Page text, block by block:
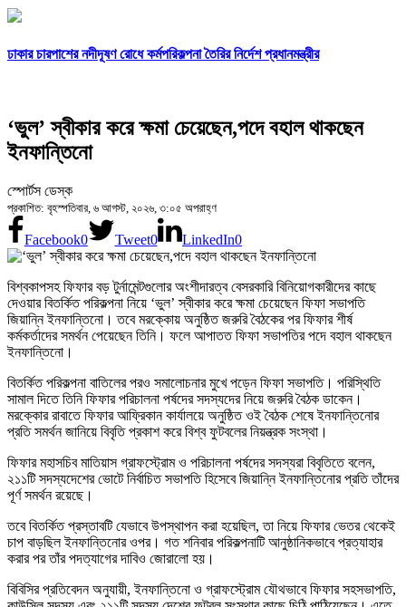
ঢাকার চারপাশের নদীদূষণ রোধে কর্মপরিকল্পনা তৈরির নির্দেশ প্রধানমন্ত্রীর
‘ভুল’ স্বীকার করে ক্ষমা চেয়েছেন,পদে বহাল থাকছেন
ইনফান্তিনো
স্পোর্টস ডেস্ক
প্রকাশিত: বৃহস্পতিবার, ৬ আগস্ট, ২০২৬, ৩:০৫ অপরাহ্ণ
Facebook0 Tweet0 LinkedIn0
বিশ্বকাপসহ ফিফার বড় টুর্নামেন্টগুলোর অংশীদারত্ব বেসরকারি বিনিয়োগকারীদের কাছে
দেওয়ার বিতর্কিত পরিকল্পনা নিয়ে ‘ভুল’ স্বীকার করে ক্ষমা চেয়েছেন ফিফা সভাপতি
জিয়ান্নি ইনফান্তিনো। তবে মরক্কোয় অনুষ্ঠিত জরুরি বৈঠকের পর ফিফার শীর্ষ
কর্মকর্তাদের সমর্থন পেয়েছেন তিনি। ফলে আপাতত ফিফা সভাপতির পদে বহাল থাকছেন
ইনফান্তিনো।
বিতর্কিত পরিকল্পনা বাতিলের পরও সমালোচনার মুখে পড়েন ফিফা সভাপতি। পরিস্থিতি
সামাল দিতে তিনি ফিফার পরিচালনা পর্ষদের সদস্যদের নিয়ে জরুরি বৈঠক ডাকেন।
মরক্কোর রাবাতে ফিফার আফ্রিকান কার্যালয়ে অনুষ্ঠিত ওই বৈঠক শেষে ইনফান্তিনোর
প্রতি সমর্থন জানিয়ে বিবৃতি প্রকাশ করে বিশ্ব ফুটবলের নিয়ন্ত্রক সংস্থা।
ফিফার মহাসচিব মাতিয়াস গ্রাফস্ট্রোম ও পরিচালনা পর্ষদের সদস্যরা বিবৃতিতে বলেন,
২১১টি সদস্যদেশের ভোটে নির্বাচিত সভাপতি হিসেবে জিয়ান্নি ইনফান্তিনোর প্রতি তাঁদের
পূর্ণ সমর্থন রয়েছে।
তবে বিতর্কিত প্রস্তাবটি যেভাবে উপস্থাপন করা হয়েছিল, তা নিয়ে ফিফার ভেতর থেকেই
চাপ বাড়ছিল ইনফান্তিনোর ওপর। গত শনিবার পরিকল্পনাটি আনুষ্ঠানিকভাবে প্রত্যাহার
করার পর তাঁর পদত্যাগের দাবিও জোরালো হয়।
বিবিসির প্রতিবেদন অনুযায়ী, ইনফান্তিনো ও গ্রাফস্ট্রোম যৌথভাবে ফিফার সহসভাপতি,